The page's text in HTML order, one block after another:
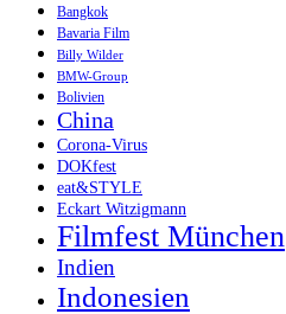
Bangkok
Bavaria Film
Billy Wilder
BMW-Group
Bolivien
China
Corona-Virus
DOKfest
eat&STYLE
Eckart Witzigmann
Filmfest München
Indien
Indonesien